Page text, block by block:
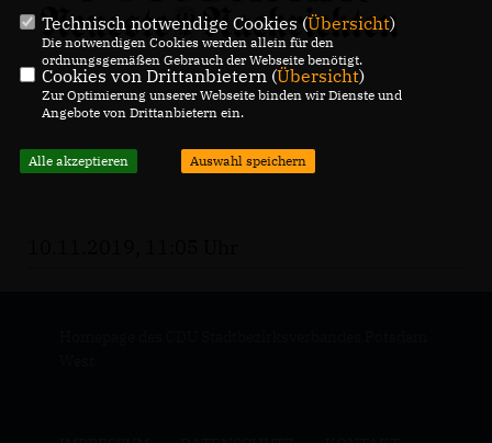
Technisch notwendige Cookies (Übersicht)
Die notwendigen Cookies werden allein für den
ordnungsgemäßen Gebrauch der Webseite benötigt.
Cookies von Drittanbietern (Übersicht)
Zur Optimierung unserer Webseite binden wir Dienste und
Angebote von Drittanbietern ein.
Alle akzeptieren Auswahl speichern